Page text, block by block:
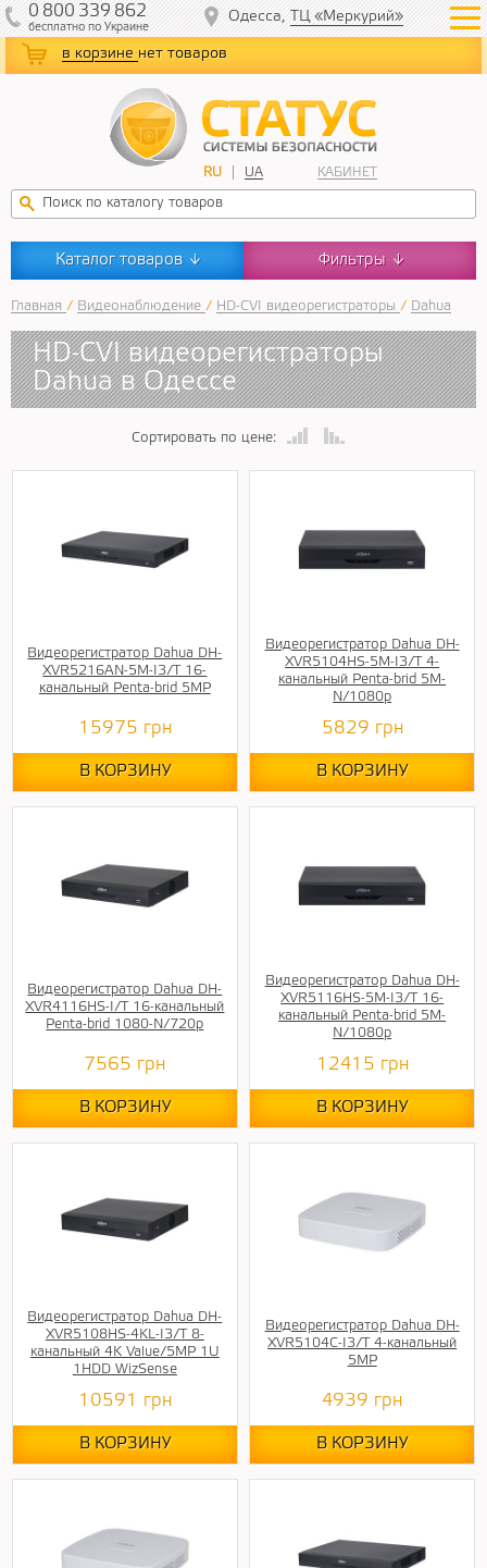
в корзине нет товаров
RU UA КАБИНЕТ
0 800 339 862
бесплатнопо Украине
Одесса, ТЦ «Меркурий»
Каталог товаров ↓ Фильтры ↓
Главная / Видеонаблюдение / HD-CVI видеорегистраторы / Dahua
HD-CVI видеорегистраторы
Dahua в Одессе
Сортировать по цене:
Видеорегистратор Dahua DH-
XVR5216AN-5M-I3/T 16-
канальный Penta-brid 5MP
15975 грн
В КОРЗИНУ
Видеорегистратор Dahua DH-
XVR5104HS-5M-I3/T 4-
канальный Penta-brid 5M-
N/1080p
5829 грн
В КОРЗИНУ
Видеорегистратор Dahua DH-
XVR4116HS-I/T 16-канальный
Penta-brid 1080-N/720p
7565 грн
В КОРЗИНУ
Видеорегистратор Dahua DH-
XVR5116HS-5M-I3/T 16-
канальный Penta-brid 5M-
N/1080p
12415 грн
В КОРЗИНУ
Видеорегистратор Dahua DH-
XVR5108HS-4KL-I3/T 8-
канальный 4K Value/5MP 1U
1HDD WizSense
10591 грн
В КОРЗИНУ
Видеорегистратор Dahua DH-
XVR5104C-I3/T 4-канальный
5MP
4939 грн
В КОРЗИНУ